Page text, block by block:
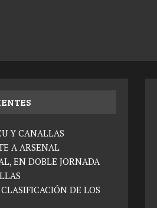
Y CANALLAS
A ARSENAL
EN DOBLE JORNADA
DE LOS